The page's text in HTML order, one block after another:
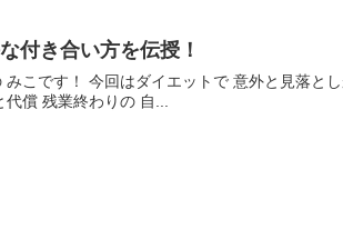
付き合い方を伝授！
こです！ 今回はダイエットで 意外と見落と
償 残業終わりの 自...